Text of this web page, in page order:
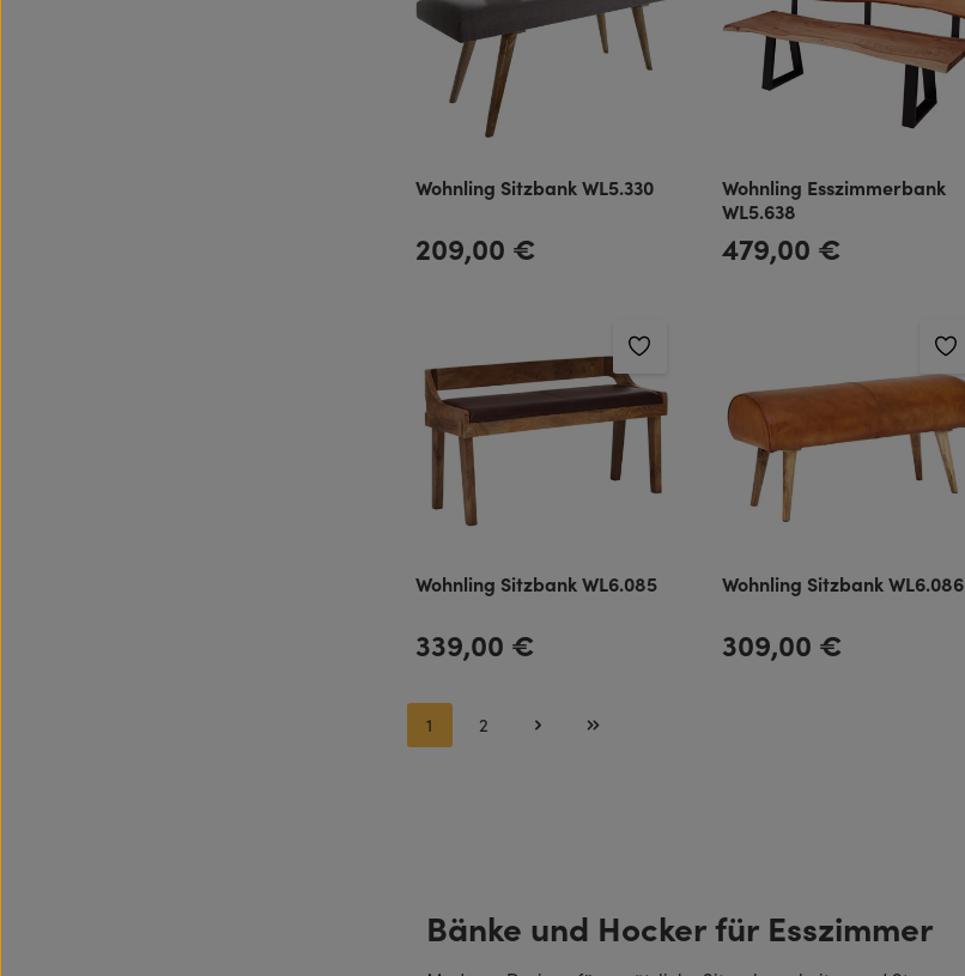
Wohnling Sitzbank WL5.330
Regulärer Preis:
209,00 €
Wohnling Esszimmerbank
WL5.638
Regulärer Preis:
479,00 €
Wohnling Sitzbank WL6.085
Regulärer Preis:
339,00 €
Wohnling Sitzbank WL6.086
Regulärer Preis:
309,00 €
Seite
1 Seite
2
Bänke und Hocker für Esszimmer